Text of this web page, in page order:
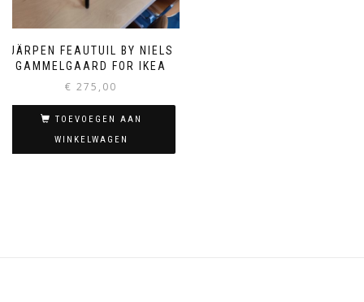
JÄRPEN FEAUTUIL BY NIELS
GAMMELGAARD FOR IKEA
€ 275,00
TOEVOEGEN AAN
WINKELWAGEN